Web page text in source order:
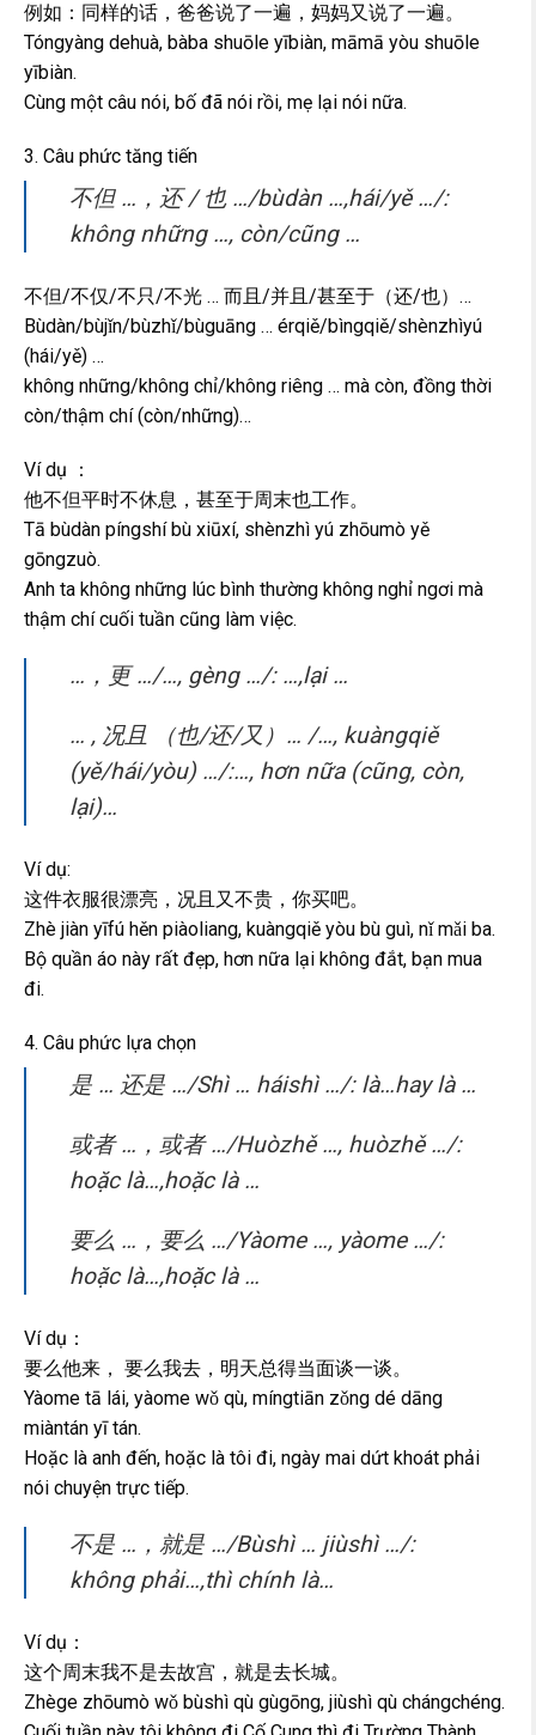
例如：同样的话，爸爸说了一遍，妈妈又说了一遍。
Tóngyàng dehuà, bàba shuōle yībiàn, māmā yòu shuōle
yībiàn.
Cùng một câu nói, bố đã nói rồi, mẹ lại nói nữa.
3. Câu phức tăng tiến
不但 …，还 / 也 …/bùdàn …,hái/yě …/:
không những …, còn/cũng …
不但/不仅/不只/不光 … 而且/并且/甚至于（还/也）…
Bùdàn/bùjǐn/bùzhǐ/bùguāng … érqiě/bìngqiě/shènzhìyú
(hái/yě) …
không những/không chỉ/không riêng … mà còn, đồng thời
còn/thậm chí (còn/những)…
Ví dụ ：
他不但平时不休息，甚至于周末也工作。
Tā bùdàn píngshí bù xiūxí, shènzhì yú zhōumò yě
gōngzuò.
Anh ta không những lúc bình thường không nghỉ ngơi mà
thậm chí cuối tuần cũng làm việc.
…，更 …/…, gèng …/: …,lại …
… , 况且 （也/还/又）… /…, kuàngqiě
(yě/hái/yòu) …/:…, hơn nữa (cũng, còn,
lại)…
Ví dụ:
这件衣服很漂亮，况且又不贵，你买吧。
Zhè jiàn yīfú hěn piàoliang, kuàngqiě yòu bù guì, nǐ mǎi ba.
Bộ quần áo này rất đẹp, hơn nữa lại không đắt, bạn mua
đi.
4. Câu phức lựa chọn
是 … 还是 …/Shì … háishì …/: là…hay là …
或者 …，或者 …/Huòzhě …, huòzhě …/:
hoặc là…,hoặc là …
要么 …，要么 …/Yàome …, yàome …/:
hoặc là…,hoặc là …
Ví dụ：
要么他来， 要么我去，明天总得当面谈一谈。
Yàome tā lái, yàome wǒ qù, míngtiān zǒng dé dāng
miàntán yī tán.
Hoặc là anh đến, hoặc là tôi đi, ngày mai dứt khoát phải
nói chuyện trực tiếp.
不是 …，就是 …/Bùshì … jiùshì …/:
không phải…,thì chính là…
Ví dụ：
这个周末我不是去故宫，就是去长城。
Zhège zhōumò wǒ bùshì qù gùgōng, jiùshì qù chángchéng.